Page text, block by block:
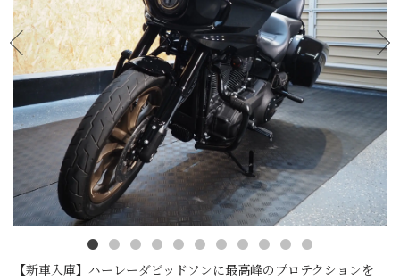
【新車入庫】ハーレーダビッドソンに最高峰のプロテクションを